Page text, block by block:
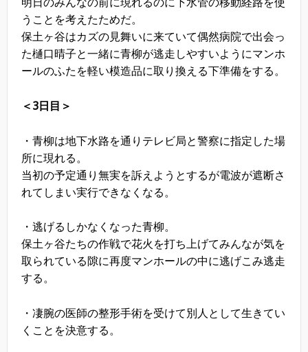
うことを考えたためだ。
保土ヶ谷はカズの見舞いに来ていて偶然病院で出会っ
た樋口晴子と一緒に青柳が逃走しやすいようにマンホ
ールのふたを軽い模造品に取り換える下準備をする。
＜3日目＞
・青柳は地下水路を通りテレビ局と警察に指定した場
所に現れる。
当初の予定通り無実を訴えようとするが電波が遮断さ
れてしまい実行できなくなる。
・逃げるしかなくなった青柳。
保土ヶ谷たちの作戦で花火を打ち上げてみんなが気を
取られている隙に再度マンホールの中に逃げこみ逃走
する。
・凄腕の医師の整形手術を受けて別人として生きてい
くことを決意する。